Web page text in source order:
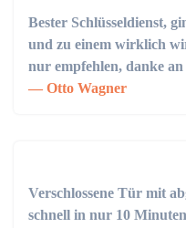
Bester Schlüsseldienst,
und zu einem wirklich
nur empfehlen, danke
Otto Wagner
Verschlossene Tür mit
schnell in nur 10